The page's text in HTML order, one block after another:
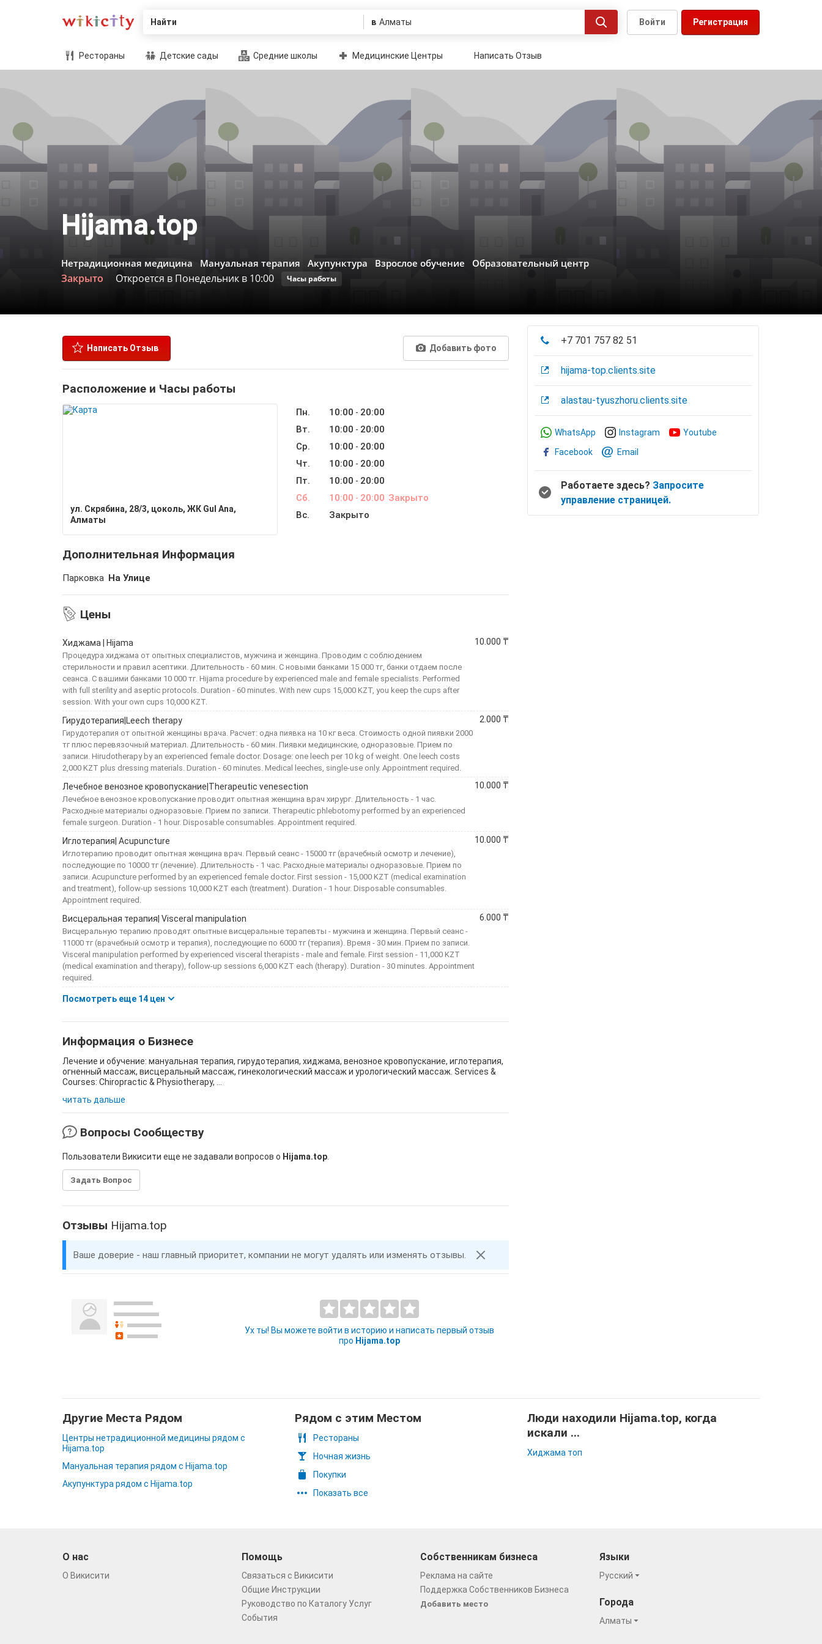
Найти в Регистрация
Войти
Рестораны Детские сады Средние школы Медицинские Центры Написать Отзыв
Hijama.top
Нетрадиционная медицина Мануальная терапия Акупунктура Взрослое обучение Образовательный центр
Закрыто Откроется в Понедельник в 10:00 Часы работы
Написать Отзыв Добавить фото
Расположение и Часы работы
ул. Скрябина, 28/3, цоколь, ЖК Gul Ana,
Алматы
Пн. 10:00 - 20:00
Вт.
10:00 - 20:00
Ср.
10:00 - 20:00
Чт.
10:00 - 20:00
Пт.
10:00 - 20:00
Сб.
10:00 - 20:00 Закрыто
Вс.
Закрыто
Дополнительная Информация
Парковка На Улице
Цены
Хиджама | Hijama
Процедура хиджама от опытных специалистов, мужчина и женщина. Проводим с соблюдением
стерильности и правил асептики. Длительность - 60 мин. С новыми банками 15 000 тг, банки отдаем после
сеанса. С вашими банками 10 000 тг. Hijama procedure by experienced male and female specialists. Performed
with full sterility and aseptic protocols. Duration - 60 minutes. With new cups 15,000 KZT, you keep the cups after
session. With your own cups 10,000 KZT.
10.000 ₸
Гирудотерапия|Leech therapy
Гирудотерапия от опытной женщины врача. Расчет: одна пиявка на 10 кг веса. Стоимость одной пиявки 2000
тг плюс перевязочный материал. Длительность - 60 мин. Пиявки медицинские, одноразовые. Прием по
записи. Hirudotherapy by an experienced female doctor. Dosage: one leech per 10 kg of weight. One leech costs
2,000 KZT plus dressing materials. Duration - 60 minutes. Medical leeches, single-use only. Appointment required.
2.000 ₸
Лечебное венозное кровопускание|Therapeutic venesection
Лечебное венозное кровопускание проводит опытная женщина врач хирург. Длительность - 1 час.
Расходные материалы одноразовые. Прием по записи. Therapeutic phlebotomy performed by an experienced
female surgeon. Duration - 1 hour. Disposable consumables. Appointment required.
10.000 ₸
Иглотерапия| Acupuncture
Иглотерапию проводит опытная женщина врач. Первый сеанс - 15000 тг (врачебный осмотр и лечение),
последующие по 10000 тг (лечение). Длительность - 1 час. Расходные материалы одноразовые. Прием по
записи. Acupuncture performed by an experienced female doctor. First session - 15,000 KZT (medical examination
and treatment), follow-up sessions 10,000 KZT each (treatment). Duration - 1 hour. Disposable consumables.
Appointment required.
10.000 ₸
Висцеральная терапия| Visceral manipulation
Висцеральную терапию проводят опытные висцеральные терапевты - мужчина и женщина. Первый сеанс -
11000 тг (врачебный осмотр и терапия), последующие по 6000 тг (терапия). Время - 30 мин. Прием по записи.
Visceral manipulation performed by experienced visceral therapists - male and female. First session - 11,000 KZT
(medical examination and therapy), follow-up sessions 6,000 KZT each (therapy). Duration - 30 minutes. Appointment
required.
6.000 ₸
Посмотреть еще 14 цен
Информация о Бизнесе
Лечение и обучение: мануальная терапия, гирудотерапия, хиджама, венозное кровопускание, иглотерапия,
огненный массаж, висцеральный массаж, гинекологический массаж и урологический массаж. Services &
Courses: Chiropractic & Physiotherapy, ...
читать дальше
Вопросы Сообществу
Пользователи Викисити еще не задавали вопросов о Hijama.top.
Задать Вопрос
Отзывы Hijama.top
Ваше доверие - наш главный приоритет, компании не могут удалять или изменять отзывы.
Ух ты! Вы можете войти в историю и написать первый отзыв
про Hijama.top
+7 701 757 82 51
hijama-top.clients.site
alastau-tyuszhoru.clients.site
WhatsApp Instagram Youtube
Facebook Email
Работаете здесь? Запросите
управление страницей.
Другие Места Рядом
Центры нетрадиционной медицины рядом с
Hijama.top
Мануальная терапия рядом с Hijama.top
Акупунктура рядом с Hijama.top
Рядом с этим Местом
Рестораны
Ночная жизнь
Покупки
Показать все
Люди находили Hijama.top, когда
искали ...
Хиджама топ
О нас
О Викисити
Помощь
Связаться с Викисити
Общие Инструкции
Руководство по Каталогу Услуг
События
Собственникам бизнеса
Реклама на сайте
Поддержка Собственников Бизнеса
Добавить место
Языки
Русский
Города
Алматы